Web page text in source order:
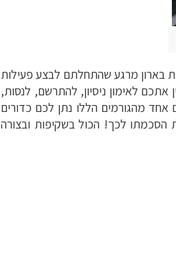
בארון מרגע שהתחלתם לבצע פעילות
אתכם לאימון ניסיון, להתרשם, לנסות,
אחד מהגורמים הללו נתן לכם כדורים
לכך! הכול בשקיפות ובצורה